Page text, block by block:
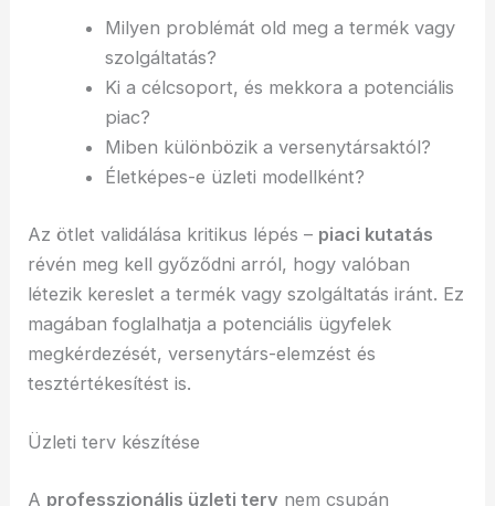
Milyen problémát old meg a termék vagy
szolgáltatás?
Ki a célcsoport, és mekkora a potenciális
piac?
Miben különbözik a versenytársaktól?
Életképes-e üzleti modellként?
Az ötlet validálása kritikus lépés – piaci kutatás
révén meg kell győződni arról, hogy valóban
létezik kereslet a termék vagy szolgáltatás iránt. Ez
magában foglalhatja a potenciális ügyfelek
megkérdezését, versenytárs-elemzést és
tesztértékesítést is.
Üzleti terv készítése
A professzionális üzleti terv nem csupán